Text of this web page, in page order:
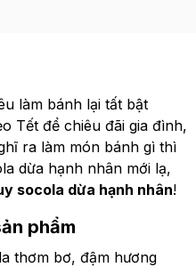
làm bánh lại tất bật
Tết để chiêu đãi gia đình,
ra làm món bánh gì thì
dừa hạnh nhân mới lạ,
socola dừa hạnh nhân!
phẩm
thơm bơ, đậm hương